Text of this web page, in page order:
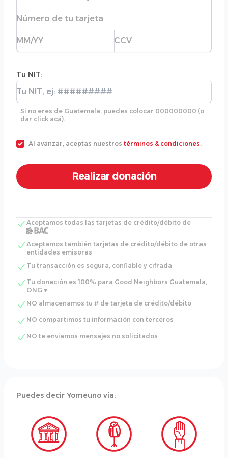
Número de tarjeta
Fecha de expiración CVC
Tu NIT:
Tu NIT:
Si no eres de Guatemala, puedes colocar 000000000 (o
dar click acá).
Al avanzar, aceptas nuestros términos & condiciones.
Aceptamos todas las tarjetas de crédito/débito de
Aceptamos también tarjetas de crédito/débito de otras
entidades emisoras
Tu transacción es segura, confiable y cifrada
Tu donación es 100% para Good Neighbors Guatemala,
ONG ♥
NO almacenamos tu # de tarjeta de crédito/débito
NO compartimos tu información con terceros
NO te enviamos mensajes no solicitados
Puedes decir Yomeuno vía: